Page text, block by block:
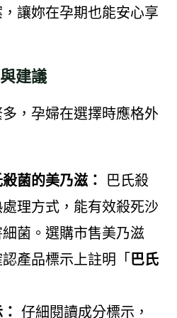
讓妳在孕期也能安心享
建議
，孕婦在選擇時應格外
菌的美乃滋：
巴氏殺
理方式，能有效殺死沙
菌。選購市售美乃滋
產品標示上註明「 巴氏
仔細閱讀成分標示，